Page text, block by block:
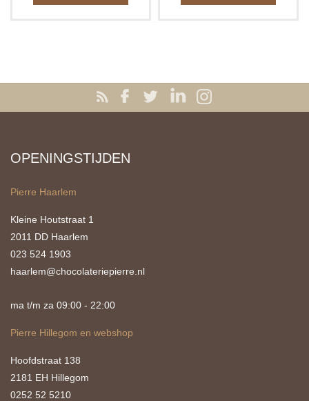
OPENINGSTIJDEN
Pierre Haarlem
Kleine Houtstraat 1
2011 DD Haarlem
023 524 1903
haarlem@chocolateriepierre.nl
ma t/m za 09:00 - 22:00
Pierre Hillegom en webshop
Hoofdstraat 138
2181 EH Hillegom
0252 52 5210